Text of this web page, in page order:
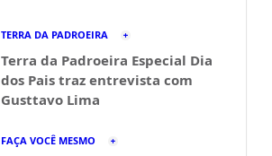
TERRA DA PADROEIRA
Terra da Padroeira Especial Dia
dos Pais traz entrevista com
Gusttavo Lima
FAÇA VOCÊ MESMO